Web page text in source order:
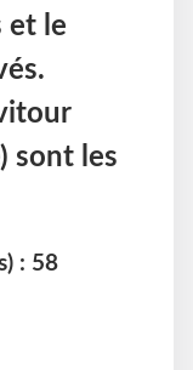
et le
sont les
: 58